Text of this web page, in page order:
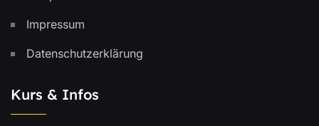
Impressum
Datenschutzerklärung
Kurs & Infos